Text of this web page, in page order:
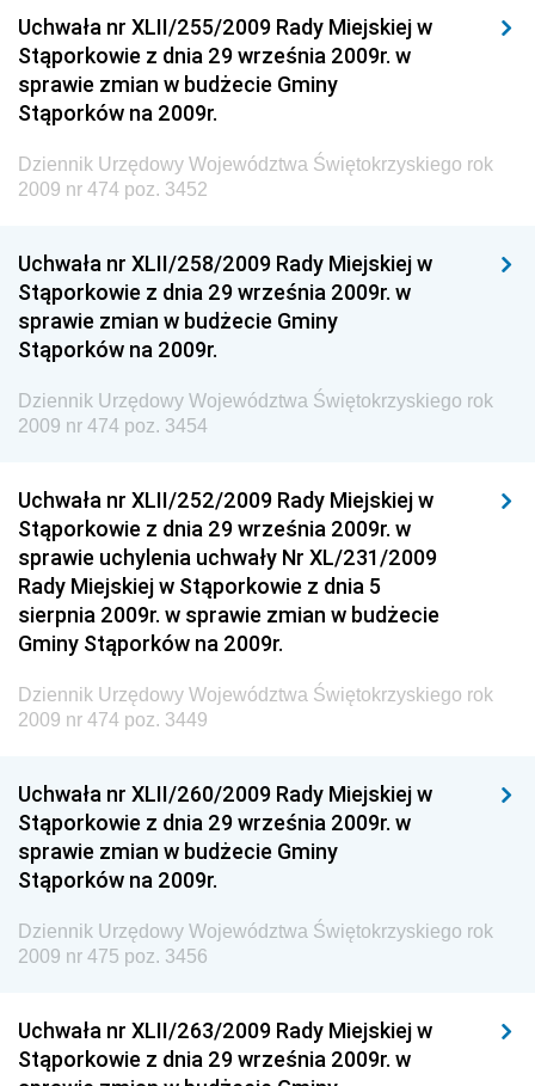
Dziennik Urzędowy Ministerstwa Kultury, Dziedzictwa
Narodowego i Sportu
Dziennik Urzędowy Ministra Finansów, Funduszy i
Dziennik Urzędowy Ministra Rozwoju, Pracy i
Dziennik Urzędowy Ministra Kultury, Dziedzictwa
Narodowego i Sportu
Dziennik Urzędowy Ministra Rodziny i Polityki
Społecznej
Dziennik Urzędowy Komendy Głównej Straży
Granicznej
Drogowego
Dziennik Urzędowy Narodowego Banku Polskiego
Dziennik Urzędowy Komendy Głównej Policji
Dziennik Urzędowy Ministra Pracy i Polityki
Społecznej
Dziennik Urzędowy Ministra Transportu, Budownictwa
i Gospodarki Morskiej
Dziennik Urzędowy Ministra Spraw Zagranicznych
Dziennik Urzędowy Centralnego Biura
Antykorupcyjnego
Wewnętrznego
Dziennik Urzędowy Urzędu Patentowego
Dziennik Urzędowy Generalnej Dyrekcji Dróg
Krajowych i Autostrad
Uchwała nr XLII/255/2009 Rady Miejskiej w
Stąporkowie z dnia 29 września 2009r. w
sprawie zmian w budżecie Gminy
Stąporków na 2009r.
Dziennik Urzędowy Województwa Świętokrzyskiego rok
2009 nr 474 poz. 3452
Uchwała nr XLII/258/2009 Rady Miejskiej w
Stąporkowie z dnia 29 września 2009r. w
sprawie zmian w budżecie Gminy
Stąporków na 2009r.
Dziennik Urzędowy Województwa Świętokrzyskiego rok
2009 nr 474 poz. 3454
Uchwała nr XLII/252/2009 Rady Miejskiej w
Stąporkowie z dnia 29 września 2009r. w
sprawie uchylenia uchwały Nr XL/231/2009
Rady Miejskiej w Stąporkowie z dnia 5
sierpnia 2009r. w sprawie zmian w budżecie
Gminy Stąporków na 2009r.
Dziennik Urzędowy Województwa Świętokrzyskiego rok
2009 nr 474 poz. 3449
Uchwała nr XLII/260/2009 Rady Miejskiej w
Stąporkowie z dnia 29 września 2009r. w
sprawie zmian w budżecie Gminy
Stąporków na 2009r.
Dziennik Urzędowy Województwa Świętokrzyskiego rok
2009 nr 475 poz. 3456
Uchwała nr XLII/263/2009 Rady Miejskiej w
Stąporkowie z dnia 29 września 2009r. w